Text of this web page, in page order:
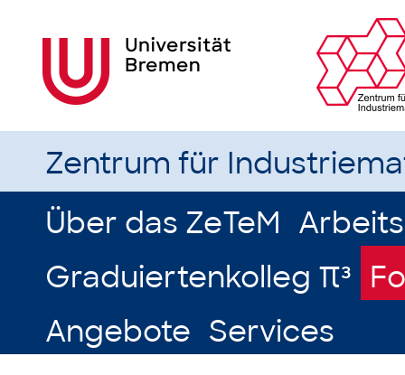
Zentrum für
Über das ZeTeM
Graduiertenkolleg π³
Angebote Services